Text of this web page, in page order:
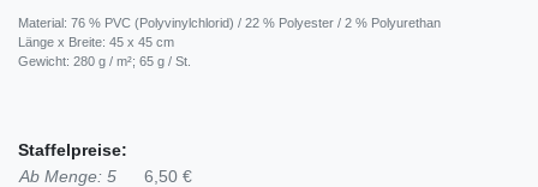
Material: 76 % PVC (Polyvinylchlorid) / 22 % Polyester / 2 % Polyurethan
Länge x Breite: 45 x 45 cm
Gewicht: 280 g / m²; 65 g / St.
Staffelpreise:
Ab Menge: 5
6,50 €